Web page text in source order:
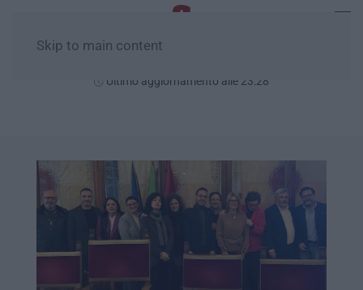
Skip to main content
Ultimo aggiornamento alle 23:28